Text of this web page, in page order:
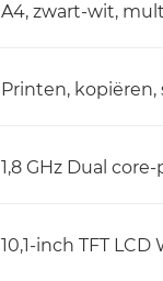
A4, zwart-wit,
Printen, kopiëren,
1,8 GHz Dual
10,1-inch TFT